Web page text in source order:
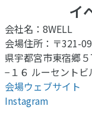
イ
会社名：8WELL
会場住所：〒321-
県宇都宮市東宿郷５
−１６ ルーセントビ
会場ウェブサイト
Instagram